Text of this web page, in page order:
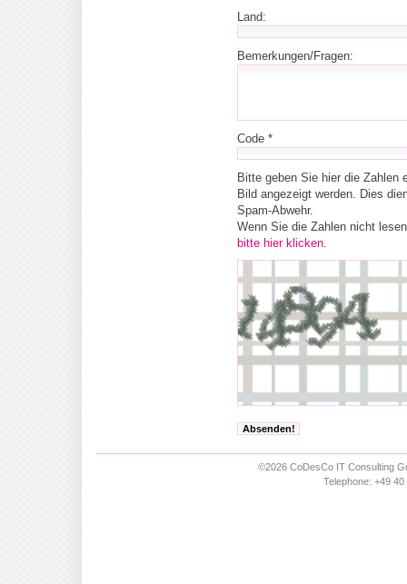
Land:
Bemerkungen/Fragen:
Code *
Bitte geben Sie hier die Zahlen
Bild angezeigt werden. Dies
Spam-Abwehr.
Wenn Sie die Zahlen nicht
bitte hier klicken.
©2026 CoDesCo IT Consulting
Telephone: +49